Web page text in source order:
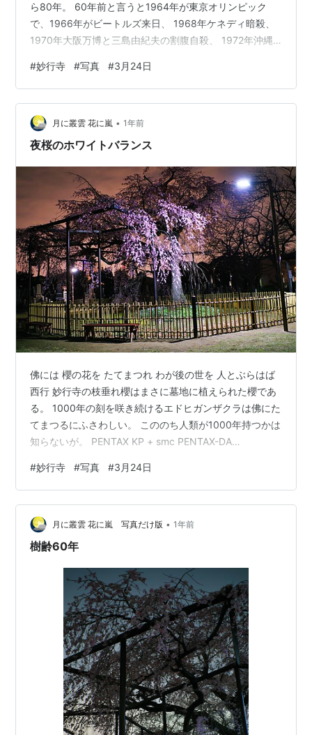
ら80年。 60年前と言うと1964年が東京オリンピック
で、1966年がビートルズ来日、 1968年ケネディ暗殺、
1970年大阪万博と三島由紀夫の割腹自殺、 1972年沖縄
で 日本では高度経済成長が続いていた。 PENTAX KP +
smc PENTAX-DA 21mmF3.2AL Limited SS5 F3.2
ISO100 60年だが金属製の支えがある。 一方で弘法寺の
伏姫桜は樹齢400年…400年前は江戸時代初期、 山梨
の…
#妙行寺 #写真 #3月24日
月に叢雲 花に嵐 • 1年前
夜桜のホワイトバランス
佛には 櫻の花を たてまつれ わが後の世を 人とぶらはば
西行 妙行寺の枝垂れ櫻はまさに墓地に植えられた櫻であ
る。 1000年の刻を咲き続けるエドヒガンザクラは佛にた
てまつるにふさわしい。 こののち人類が1000年持つかは
知らないが。 PENTAX KP + smc PENTAX-DA
灯が光っている。 なのでホワイトバランスは蛍光灯であ
る。 しかし7秒後に白熱灯に切り替わる。 白熱灯は赤み
が強いので、 このホワイトバランスを使用すると青みが
強くなるが、 これはこれで夜景に合うような気がするの
でわりと多用してい…
#妙行寺 #写真 #3月24日
月に叢雲 花に嵐 写真だけ版 • 1年前
樹齢60年